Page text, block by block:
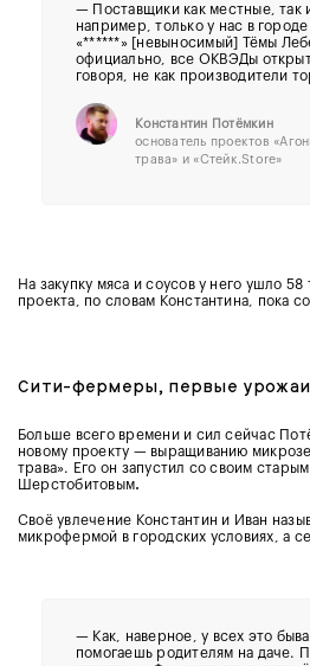
— Поставщики как местные, так
например, только у нас в
«******» [невыносимый] Тёмы
официально, все ОКВЭДы
говоря, не как производители
Константин Потёмкин
основатель проектов
трава» и «Стейк.Store»
На закупку мяса и соусов у него ушло
проекта, по словам Константина, пока
Сити-фермеры, первые урожаи
Больше всего времени и сил сейчас
новому проекту — выращиванию
трава». Его он запустил со своим
Шерстобитовым.
Своё увлечение Константин и Иван
микрофермой в городских условиях, а
— Как, наверное, у всех это
помогаешь родителям на даче.